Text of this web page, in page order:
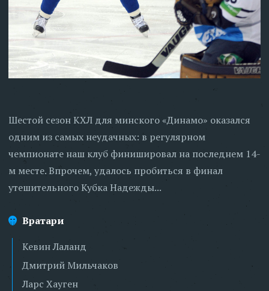
Шестой сезон КХЛ для минского «Динамо» оказался
одним из самых неудачных: в регулярном
чемпионате наш клуб финишировал на последнем 14-
м месте. Впрочем, удалось пробиться в финал
утешительного Кубка Надежды...
Вратари
Кевин Лаланд
Дмитрий Мильчаков
Ларс Хауген